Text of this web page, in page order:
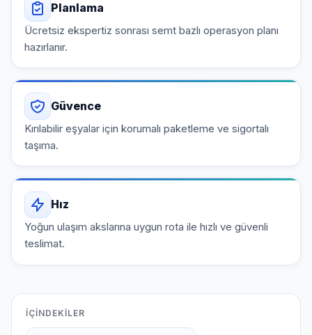
Planlama
Ücretsiz ekspertiz sonrası semt bazlı operasyon planı
hazırlanır.
Güvence
Kırılabilir eşyalar için korumalı paketleme ve sigortalı
taşıma.
Hız
Yoğun ulaşım akslarına uygun rota ile hızlı ve güvenli
teslimat.
İÇINDEKILER